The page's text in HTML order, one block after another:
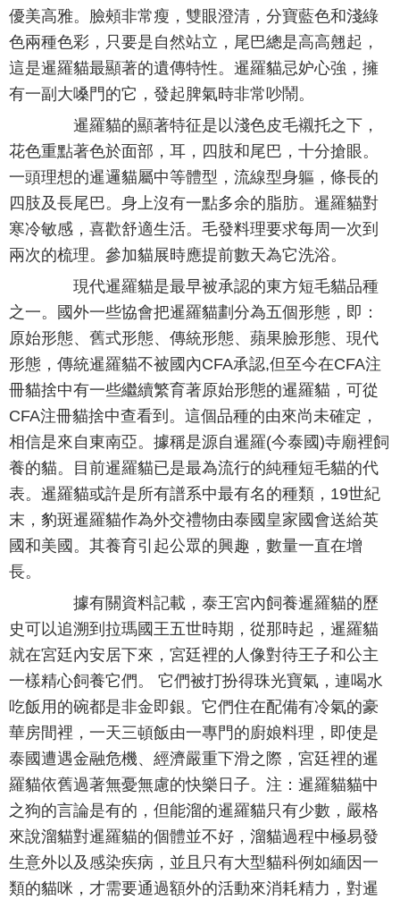
優美高雅。臉頰非常瘦，雙眼澄清，分寶藍色和淺綠
色兩種色彩，只要是自然站立，尾巴總是高高翹起，
這是暹羅貓最顯著的遺傳特性。暹羅貓忌妒心強，擁
有一副大嗓門的它，發起脾氣時非常吵鬧。
暹羅貓的顯著特征是以淺色皮毛襯托之下，
花色重點著色於面部，耳，四肢和尾巴，十分搶眼。
一頭理想的暹邏貓屬中等體型，流線型身軀，條長的
四肢及長尾巴。身上沒有一點多余的脂肪。暹羅貓對
寒冷敏感，喜歡舒適生活。毛發料理要求每周一次到
兩次的梳理。參加貓展時應提前數天為它洗浴。
現代暹羅貓是最早被承認的東方短毛貓品種
之一。國外一些協會把暹羅貓劃分為五個形態，即：
原始形態、舊式形態、傳統形態、蘋果臉形態、現代
形態，傳統暹羅貓不被國內CFA承認,但至今在CFA注
冊貓捨中有一些繼續繁育著原始形態的暹羅貓，可從
CFA注冊貓捨中查看到。這個品種的由來尚未確定，
相信是來自東南亞。據稱是源自暹羅(今泰國)寺廟裡飼
養的貓。目前暹羅貓已是最為流行的純種短毛貓的代
表。暹羅貓或許是所有譜系中最有名的種類，19世紀
末，豹斑暹羅貓作為外交禮物由泰國皇家國會送給英
國和美國。其養育引起公眾的興趣，數量一直在增
長。
據有關資料記載，泰王宮內飼養暹羅貓的歷
史可以追溯到拉瑪國王五世時期，從那時起，暹羅貓
就在宮廷內安居下來，宮廷裡的人像對待王子和公主
一樣精心飼養它們。 它們被打扮得珠光寶氣，連喝水
吃飯用的碗都是非金即銀。它們住在配備有冷氣的豪
華房間裡，一天三頓飯由一專門的廚娘料理，即使是
泰國遭遇金融危機、經濟嚴重下滑之際，宮廷裡的暹
羅貓依舊過著無憂無慮的快樂日子。注：暹羅貓貓中
之狗的言論是有的，但能溜的暹羅貓只有少數，嚴格
來說溜貓對暹羅貓的個體並不好，溜貓過程中極易發
生意外以及感染疾病，並且只有大型貓科例如緬因一
類的貓咪，才需要通過額外的活動來消耗精力，對暹